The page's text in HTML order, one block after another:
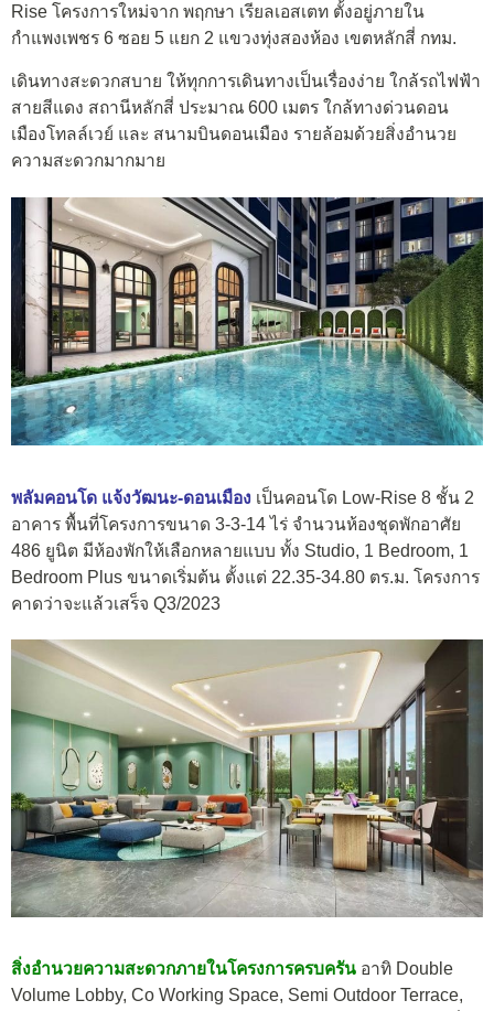
Rise โครงการใหม่จาก พฤกษา เรียลเอสเตท ตั้งอยู่ภายใน
กำแพงเพชร 6 ซอย 5 แยก 2 แขวงทุ่งสองห้อง เขตหลักสี่ กทม.
เดินทางสะดวกสบาย ให้ทุกการเดินทางเป็นเรื่องง่าย ใกล้รถไฟฟ้า
สายสีแดง สถานีหลักสี่ ประมาณ 600 เมตร ใกล้ทางด่วนดอน
เมืองโทลล์เวย์ และ สนามบินดอนเมือง รายล้อมด้วยสิ่งอำนวย
ความสะดวกมากมาย
พลัมคอนโด แจ้งวัฒนะ-ดอนเมือง เป็นคอนโด Low-Rise 8 ชั้น 2
อาคาร พื้นที่โครงการขนาด 3-3-14 ไร่ จำนวนห้องชุดพักอาศัย
486 ยูนิต มีห้องพักให้เลือกหลายแบบ ทั้ง Studio, 1 Bedroom, 1
Bedroom Plus ขนาดเริ่มต้น ตั้งแต่ 22.35-34.80 ตร.ม. โครงการ
คาดว่าจะแล้วเสร็จ Q3/2023
สิ่งอำนวยความสะดวกภายในโครงการครบครัน อาทิ Double
Volume Lobby, Co Working Space, Semi Outdoor Terrace,